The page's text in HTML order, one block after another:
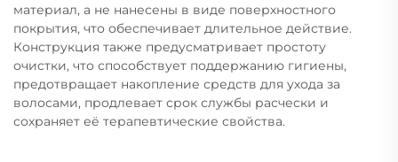
материал, а не нанесены в виде поверхностного
покрытия, что обеспечивает длительное действие.
Конструкция также предусматривает простоту
очистки, что способствует поддержанию гигиены,
предотвращает накопление средств для ухода за
волосами, продлевает срок службы расчески и
сохраняет её терапевтические свойства.